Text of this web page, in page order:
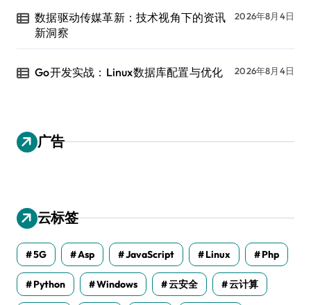
数据驱动传媒革新：技术视角下的资讯
新洞察
2026年8月4日
Go开发实战：Linux数据库配置与优化 2026年8月4日
广告
云标签
5G Asp JavaScript Linux Php
Python Windows 云安全 云计算